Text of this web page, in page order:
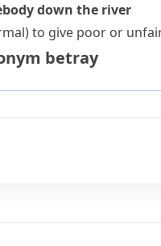
down the river
to give poor or
betray